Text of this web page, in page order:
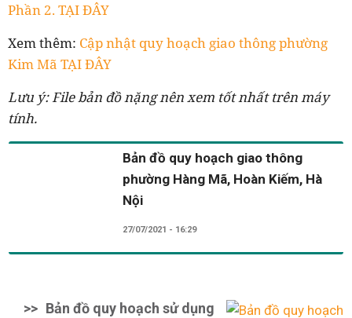
Phần 2. TẠI ĐÂY
Xem thêm: Cập nhật quy hoạch giao thông phường
Kim Mã TẠI ĐÂY
Lưu ý: File bản đồ nặng nên xem tốt nhất trên máy
tính.
Bản đồ quy hoạch giao thông
phường Hàng Mã, Hoàn Kiếm, Hà
Nội
27/07/2021 - 16:29
>> Bản đồ quy hoạch sử dụng